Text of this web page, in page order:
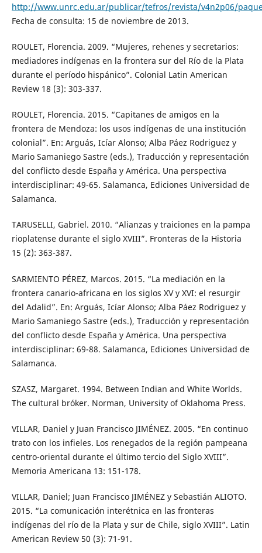
http://www.unrc.edu.ar/publicar/tefros/revista/v4n2p06/
Fecha de consulta: 15 de noviembre de 2013.
ROULET, Florencia. 2009. “Mujeres, rehenes y secretarios:
mediadores indígenas en la frontera sur del Río de la Plata
durante el período hispánico”. Colonial Latin American
Review 18 (3): 303-337.
ROULET, Florencia. 2015. “Capitanes de amigos en la
frontera de Mendoza: los usos indígenas de una institución
colonial”. En: Arguás, Icíar Alonso; Alba Páez Rodriguez y
Mario Samaniego Sastre (eds.), Traducción y representación
del conflicto desde España y América. Una perspectiva
interdisciplinar: 49-65. Salamanca, Ediciones Universidad de
Salamanca.
TARUSELLI, Gabriel. 2010. “Alianzas y traiciones en la pampa
rioplatense durante el siglo XVIII”. Fronteras de la Historia
15 (2): 363-387.
SARMIENTO PÉREZ, Marcos. 2015. “La mediación en la
frontera canario-africana en los siglos XV y XVI: el resurgir
del Adalid”. En: Arguás, Icíar Alonso; Alba Páez Rodriguez y
Mario Samaniego Sastre (eds.), Traducción y representación
del conflicto desde España y América. Una perspectiva
interdisciplinar: 69-88. Salamanca, Ediciones Universidad de
Salamanca.
SZASZ, Margaret. 1994. Between Indian and White Worlds.
The cultural bróker. Norman, University of Oklahoma Press.
VILLAR, Daniel y Juan Francisco JIMÉNEZ. 2005. “En continuo
trato con los infieles. Los renegados de la región pampeana
centro-oriental durante el último tercio del Siglo XVIII”.
Memoria Americana 13: 151-178.
VILLAR, Daniel; Juan Francisco JIMÉNEZ y Sebastián ALIOTO.
2015. “La comunicación interétnica en las fronteras
indígenas del río de la Plata y sur de Chile, siglo XVIII”. Latin
American Review 50 (3): 71-91.